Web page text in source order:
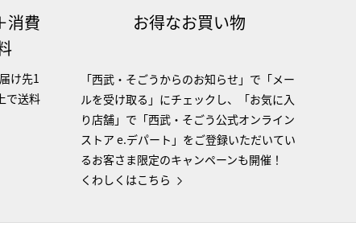
消費
け先1
で送料
お得なお買い物
「西武・そごうからのお知らせ」で「メー
ルを受け取る」にチェックし、「お気に入
り店舗」で「西武・そごう公式オンライン
ストア e.デパート」をご登録いただいてい
るお客さま限定のキャンペーンも開催！
くわしくはこちら